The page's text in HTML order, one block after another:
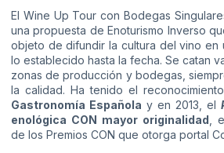
El Wine Up Tour con Bodegas
una propuesta de Enoturismo Inverso
objeto de difundir la cultura del vino en
lo establecido hasta la fecha. Se catan
zonas de producción y bodegas,
la calidad. Ha tenido el
Gastronomía Española y en 2013, el
enológica CON mayor originalidad ,
de los Premios CON que otorga portal